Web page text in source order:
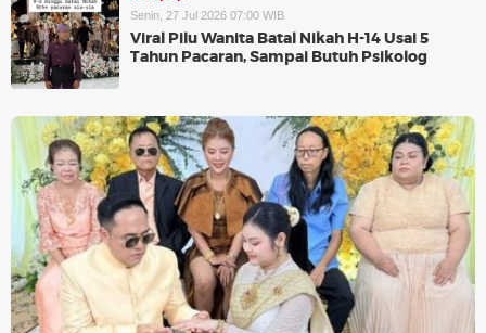
Senin, 27 Jul 2026 07:00 WIB
Viral Pilu Wanita Batal Nikah H-14 Usai 5
Tahun Pacaran, Sampai Butuh Psikolog